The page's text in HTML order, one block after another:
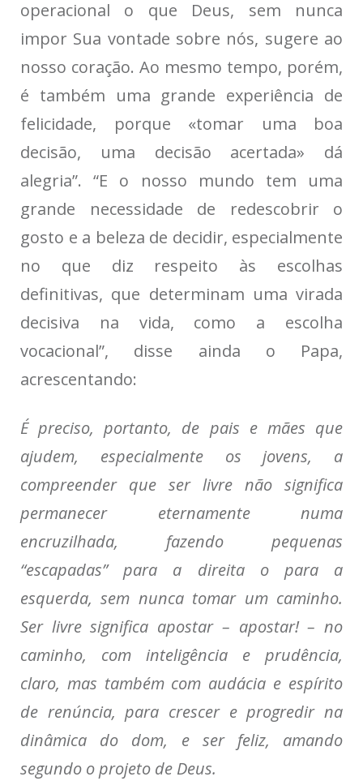
operacional o que Deus, sem nunca
impor Sua vontade sobre nós, sugere ao
nosso coração. Ao mesmo tempo, porém,
é também uma grande experiência de
felicidade, porque «tomar uma boa
decisão, uma decisão acertada» dá
alegria”. “E o nosso mundo tem uma
grande necessidade de redescobrir o
gosto e a beleza de decidir, especialmente
no que diz respeito às escolhas
definitivas, que determinam uma virada
decisiva na vida, como a escolha
vocacional”, disse ainda o Papa,
acrescentando:
É preciso, portanto, de pais e mães que
ajudem, especialmente os jovens, a
compreender que ser livre não significa
permanecer eternamente numa
encruzilhada, fazendo pequenas
“escapadas” para a direita o para a
esquerda, sem nunca tomar um caminho.
Ser livre significa apostar – apostar! – no
caminho, com inteligência e prudência,
claro, mas também com audácia e espírito
de renúncia, para crescer e progredir na
dinâmica do dom, e ser feliz, amando
segundo o projeto de Deus.